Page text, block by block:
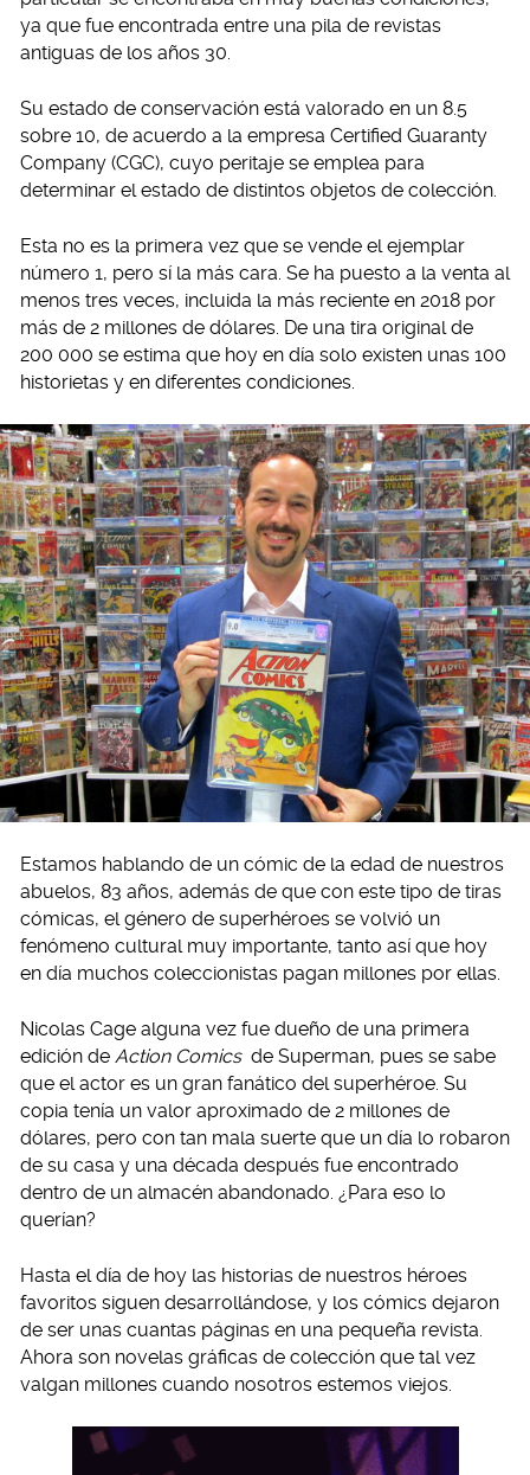
ya que fue encontrada entre una pila de revistas
antiguas de los años 30.
Su estado de conservación está valorado en un 8.5
sobre 10, de acuerdo a la empresa Certified Guaranty
Company (CGC), cuyo peritaje se emplea para
determinar el estado de distintos objetos de colección.
Esta no es la primera vez que se vende el ejemplar
número 1, pero sí la más cara. Se ha puesto a la venta al
menos tres veces, incluida la más reciente en 2018 por
más de 2 millones de dólares. De una tira original de
200 000 se estima que hoy en día solo existen unas 100
historietas y en diferentes condiciones.
Estamos hablando de un cómic de la edad de nuestros
abuelos, 83 años, además de que con este tipo de tiras
cómicas, el género de superhéroes se volvió un
fenómeno cultural muy importante, tanto así que hoy
en día muchos coleccionistas pagan millones por ellas.
Nicolas Cage alguna vez fue dueño de una primera
edición de Action Comics de Superman, pues se sabe
que el actor es un gran fanático del superhéroe. Su
copia tenía un valor aproximado de 2 millones de
dólares, pero con tan mala suerte que un día lo robaron
de su casa y una década después fue encontrado
dentro de un almacén abandonado. ¿Para eso lo
querían?
Hasta el día de hoy las historias de nuestros héroes
favoritos siguen desarrollándose, y los cómics dejaron
de ser unas cuantas páginas en una pequeña revista.
Ahora son novelas gráficas de colección que tal vez
valgan millones cuando nosotros estemos viejos.